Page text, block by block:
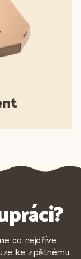
co nejdříve
ke zpětnému